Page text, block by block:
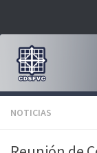
NOTICIAS